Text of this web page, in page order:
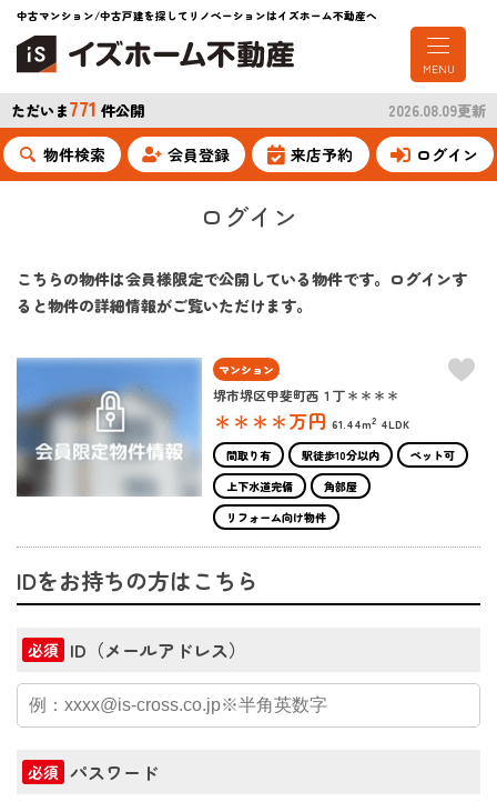
中古マンション/中古戸建を探してリノベーションはイズホーム不動産へ
MENU
ただいま771 件公開 2026.08.09更新
物件検索 会員登録 来店予約 ログイン
ログイン
こちらの物件は会員様限定で公開している物件です。ログインす
ると物件の詳細情報がご覧いただけます。
マンション
堺市堺区甲斐町西１丁＊＊＊＊
＊＊＊＊万円 61.44m2 4LDK
間取り有
駅徒歩10分以内
ペット可
上下水道完備
角部屋
リフォーム向け物件
IDをお持ちの方はこちら
必須 ID（メールアドレス）
必須 パスワード